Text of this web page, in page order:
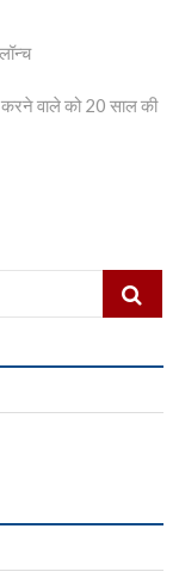
करने वाले को 20 साल की
Search